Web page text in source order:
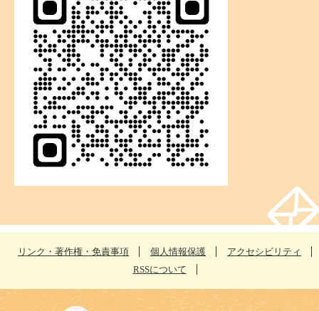
リンク・著作権・免責事項 個人情報保護
アクセシビリティ
RSSについて